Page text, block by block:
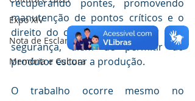
Expo XIV
Nota de Esclarecimento
Memória e Cultura
recuperando pontes, promovendo
manutenção de pontos críticos e o
direito do cidadão de trafegar com
segurança, além de permitir ao
produtor escoar a produção.
O trabalho ocorre mesmo no